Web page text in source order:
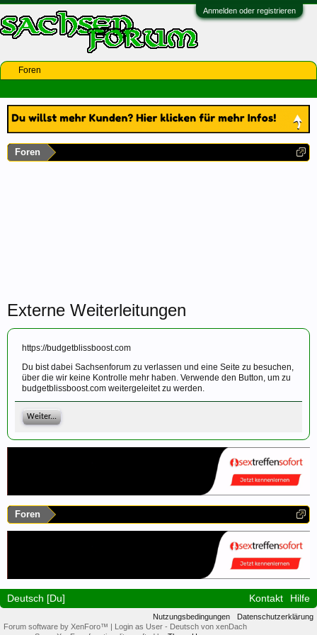
Anmelden oder registrieren
Foren
Externe Weiterleitungen
https://budgetblissboost.com
Du bist dabei Sachsenforum zu verlassen und eine Seite zu besuchen,
über die wir keine Kontrolle mehr haben. Verwende den Button, um zu
budgetblissboost.com weitergeleitet zu werden.
Weiter...
Foren
Foren
Deutsch [Du] Kontakt Hilfe
Nutzungsbedingungen
Datenschutzerklärung
Forum software by XenForo™ | Login as User - Deutsch von xenDach